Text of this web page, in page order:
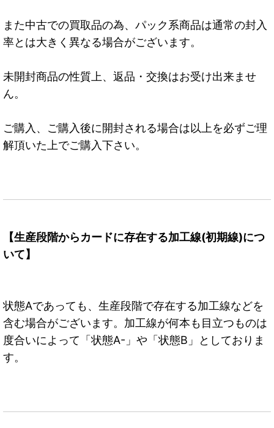
また中古での買取品の為、パック系商品は通常の封入
率とは大きく異なる場合がございます。
未開封商品の性質上、返品・交換はお受け出来ませ
ん。
ご購入、ご購入後に開封される場合は以上を必ずご理
解頂いた上でご購入下さい。
【生産段階からカードに存在する加工線(初期線)につ
いて】
状態Aであっても、生産段階で存在する加工線などを
含む場合がございます。加工線が何本も目立つものは
度合いによって「状態A-」や「状態B」としておりま
す。